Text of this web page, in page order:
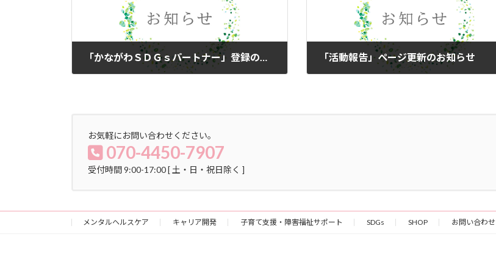
「かながわＳＤＧｓパートナー」登録のお知らせ 「活動報告」ページ更新のお知らせ
お気軽にお問い合わせください。
070-4450-7907
受付時間 9:00-17:00 [ 土・日・祝日除く ]
メンタルヘルスケア キャリア開発 子育て支援・障害福祉サポート SDGs SHOP お問い合わせ